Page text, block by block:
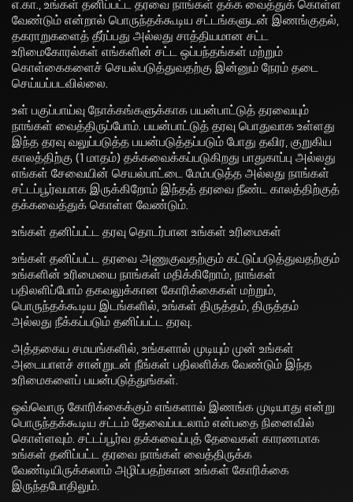
எ.கா., உங்கள் தனிப்பட்ட தரவை நாங்கள் தக்க வைத்துக் கொள்ள
வேண்டும் என்றால் பொருந்தக்கூடிய சட்டங்களுடன் இணங்குதல்,
தகராறுகளைத் தீர்ப்பது அல்லது சாத்தியமான சட்ட
உரிமைகோரல்கள் எங்களின் சட்ட ஒப்பந்தங்கள் மற்றும்
கொள்கைகளைச் செயல்படுத்துவதற்கு இன்னும் நேரம் தடை
செய்யப்படவில்லை.
உள் பகுப்பாய்வு நோக்கங்களுக்காக பயன்பாட்டுத் தரவையும்
நாங்கள் வைத்திருப்போம். பயன்பாட்டுத் தரவு பொதுவாக உள்ளது
இந்த தரவு வலுப்படுத்த பயன்படுத்தப்படும் போது தவிர, குறுகிய
காலத்திற்கு (1 மாதம்) தக்கவைக்கப்படுகிறது பாதுகாப்பு அல்லது
எங்கள் சேவையின் செயல்பாட்டை மேம்படுத்த அல்லது நாங்கள்
சட்டப்பூர்வமாக இருக்கிறோம் இந்தத் தரவை நீண்ட காலத்திற்குத்
தக்கவைத்துக் கொள்ள வேண்டும்.
உங்கள் தனிப்பட்ட தரவு தொடர்பான உங்கள் உரிமைகள்
உங்கள் தனிப்பட்ட தரவை அணுகுவதற்கும் கட்டுப்படுத்துவதற்கும்
உங்களின் உரிமையை நாங்கள் மதிக்கிறோம், நாங்கள்
பதிலளிப்போம் தகவலுக்கான கோரிக்கைகள் மற்றும்,
பொருந்தக்கூடிய இடங்களில், உங்கள் திருத்தம், திருத்தம்
அல்லது நீக்கப்படும் தனிப்பட்ட தரவு.
அத்தகைய சமயங்களில், உங்களால் முடியும் முன் உங்கள்
அடையாளச் சான்றுடன் நீங்கள் பதிலளிக்க வேண்டும் இந்த
உரிமைகளைப் பயன்படுத்துங்கள்.
ஒவ்வொரு கோரிக்கைக்கும் எங்களால் இணங்க முடியாது என்று
பொருந்தக்கூடிய சட்டம் தேவைப்படலாம் என்பதை நினைவில்
கொள்ளவும். சட்டப்பூர்வ தக்கவைப்புத் தேவைகள் காரணமாக
உங்கள் தனிப்பட்ட தரவை நாங்கள் வைத்திருக்க
வேண்டியிருக்கலாம் அழிப்பதற்கான உங்கள் கோரிக்கை
இருந்தபோதிலும்.